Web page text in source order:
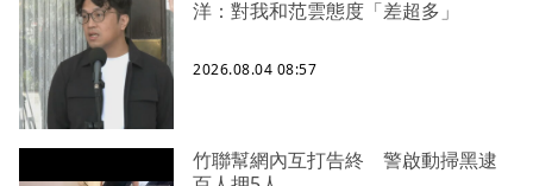
洋：對我和范雲態度「差超多」
2026.08.04 08:57
竹聯幫網內互打告終 警啟動掃黑逮